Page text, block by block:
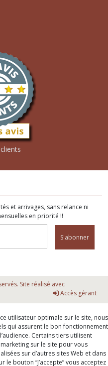
et arrivages, sans relance ni
en priorité !!
S'abonner
Site réalisé avec
Accès gérant
utilisateur optimale sur le site, nous
qui assurent le bon fonctionnement
Certains tiers utilisent
sur le site pour vous
sur d’autres sites Web et dans
le bouton “J’accepte” vous acceptez